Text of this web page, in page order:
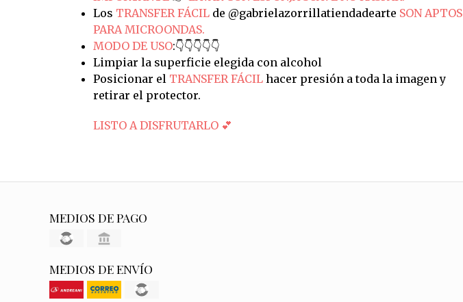
Los TRANSFER FÁCILde @gabrielazorrillatiendadearte SON APTOS
PARA MICROONDAS.
MODO DE USO:👇👇👇👇👇
Limpiar la superficie elegida con alcohol
Posicionar el TRANSFER FÁCILhacer presión a toda la imagen y
retirar el protector.
LISTO A DISFRUTARLO 💕
MEDIOS DE PAGO
MEDIOS DE ENVÍO